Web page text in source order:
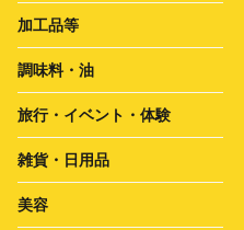
加工品等
調味料・油
旅行・イベント・体験
雑貨・日用品
美容